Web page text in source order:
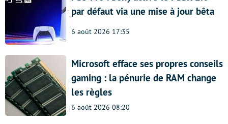
par défaut via une mise à jour bêta
6 août 2026 17:35
Microsoft efface ses propres conseils
gaming : la pénurie de RAM change
les règles
6 août 2026 08:20